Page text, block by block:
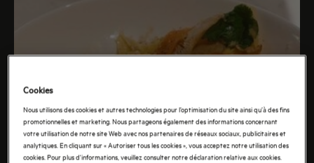
Omelette aux légumes
par Giovanni Bruno
Cookies
Nous utilisons des cookies et autres technologies pour l’optimisation du site ainsi qu’à des fins
promotionnelles et marketing. Nous partageons également des informations concernant
votre utilisation de notre site Web avec nos partenaires de réseaux sociaux, publicitaires et
analytiques. En cliquant sur « Autoriser tous les cookies », vous acceptez notre utilisation des
cookies. Pour plus d'informations, veuillez consulter notre déclaration relative aux cookies.